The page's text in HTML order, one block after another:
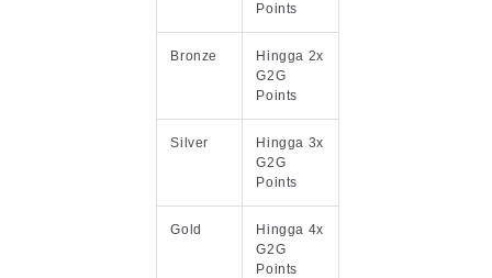
Points
Bronze
Hingga 2x
G2G
Points
Silver
Hingga 3x
G2G
Points
Gold
Hingga 4x
G2G
Points